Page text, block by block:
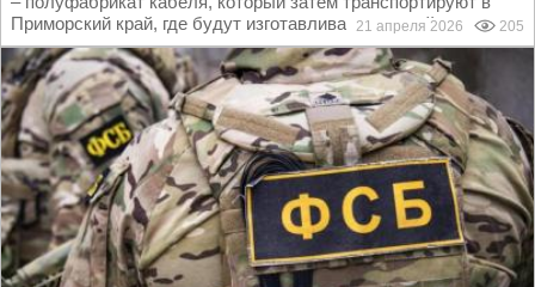
Приморский край, где будут изготавливать готовый...
21 апреля 2026 205